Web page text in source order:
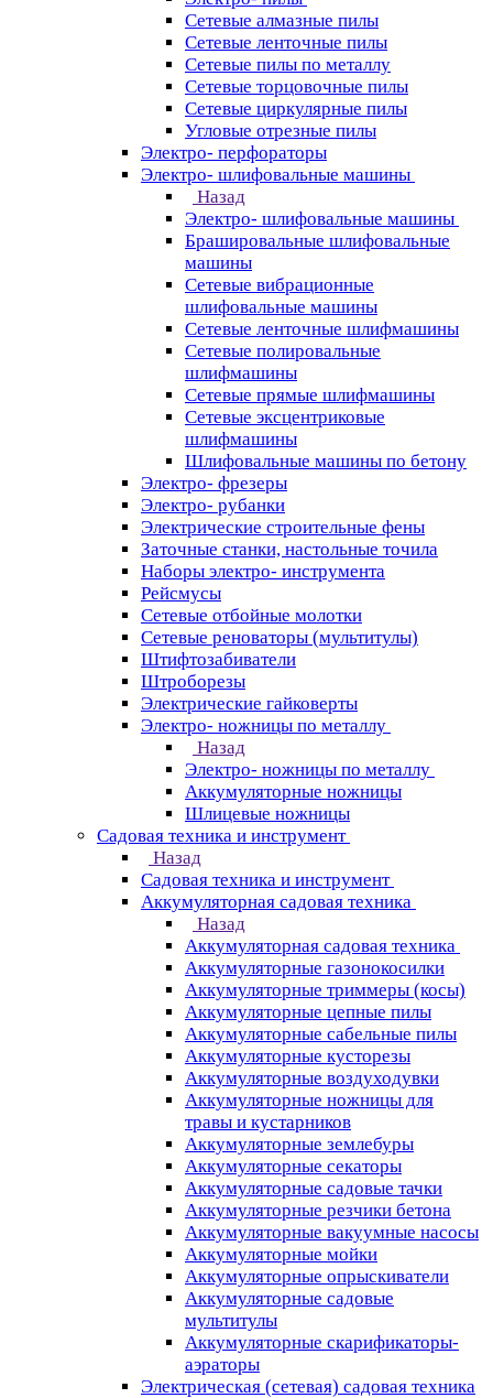
Сетевые алмазные пилы
Сетевые ленточные пилы
Сетевые пилы по металлу
Сетевые торцовочные пилы
Сетевые циркулярные пилы
Угловые отрезные пилы
Электро- перфораторы
Электро- шлифовальные машины
Назад
Электро- шлифовальные машины
Брашировальные шлифовальные
машины
Сетевые вибрационные
шлифовальные машины
Сетевые ленточные шлифмашины
Сетевые полировальные
шлифмашины
Сетевые прямые шлифмашины
Сетевые эксцентриковые
шлифмашины
Шлифовальные машины по бетону
Электро- фрезеры
Электро- рубанки
Электрические строительные фены
Заточные станки, настольные точила
Наборы электро- инструмента
Рейсмусы
Сетевые отбойные молотки
Сетевые реноваторы (мультитулы)
Штифтозабиватели
Штроборезы
Электрические гайковерты
Электро- ножницы по металлу
Назад
Электро- ножницы по металлу
Аккумуляторные ножницы
Шлицевые ножницы
Cадовая техника и инструмент
Назад
Cадовая техника и инструмент
Аккумуляторная садовая техника
Назад
Аккумуляторная садовая техника
Аккумуляторные газонокосилки
Аккумуляторные триммеры (косы)
Аккумуляторные цепные пилы
Аккумуляторные сабельные пилы
Аккумуляторные кусторезы
Аккумуляторные воздуходувки
Аккумуляторные ножницы для
травы и кустарников
Аккумуляторные землебуры
Аккумуляторные секаторы
Аккумуляторные садовые тачки
Аккумуляторные резчики бетона
Аккумуляторные вакуумные насосы
Аккумуляторные мойки
Аккумуляторные опрыскиватели
Аккумуляторные садовые
мультитулы
Аккумуляторные скарификаторы-
аэраторы
Электрическая (сетевая) садовая техника